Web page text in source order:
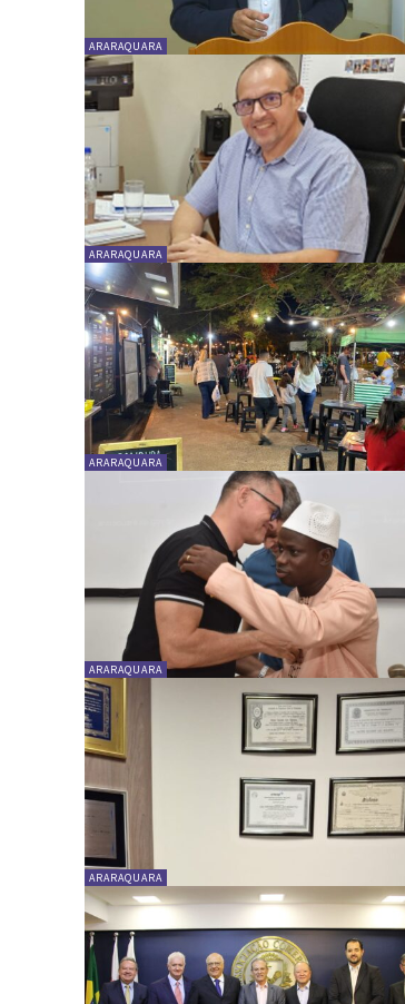
ARARAQUARA
ARARAQUARA
ARARAQUARA
ARARAQUARA
ARARAQUARA